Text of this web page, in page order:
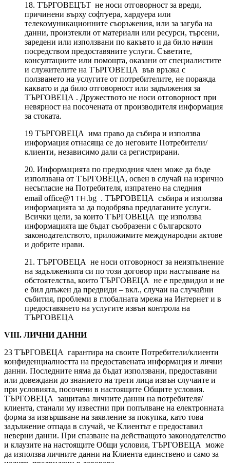
18. ТЪРГОВЕЦЪТ не носи отговорност за вреди,
причинени върху софтуера, хардуера или
телекомуникационните съоръжения, или за загуба на
данни, произтекли от материали или ресурси, търсени,
заредени или използвани по какъвто и да било начин
посредством предоставяните услуги. Съветите,
консултациите или помощта, оказани от специалистите
и служителите на ТЪРГОВЕЦА във връзка с
ползването на услугите от потребителите, не поражда
каквато и да било отговорност или задължения за
ТЪРГОВЕЦА . Дружеството не носи отговорност при
невярност на посочената от производителя информация
за стоката.
19 ТЪРГОВЕЦА има право да събира и използва
информация отнасяща се до неговите Потребители/
клиенти, независимо дали са регистрирани.
20. Информацията по предходния член може да бъде
използвана от ТЪРГОВЕЦА, освен в случай на изрично
несъгласие на Потребителя, изпратено на следния
email office@1TH.bg . ТЪРГОВЕЦА събира и използва
информацията за да подобрява предлаганите услуги.
Всички цели, за които ТЪРГОВЕЦА ще използва
информацията ще бъдат съобразени с българското
законодателството, приложимите международни актове
и добрите нрави.
21. ТЪРГОВЕЦА не носи отговорност за неизпълнение
на задълженията си по този договор при настъпване на
обстоятелства, които ТЪРГОВЕЦА не е предвидил и не
е бил длъжен да предвиди – вкл., случаи на случайни
събития, проблеми в глобалната мрежа на Интернет и в
предоставянето на услугите извън контрола на
ТЪРГОВЕЦА
VIII. ЛИЧНИ ДАННИ
23 ТЪРГОВЕЦА гарантира на своите Потребители/клиенти
конфиденциалността на предоставената информация и лични
данни. Последните няма да бъдат използвани, предоставяни
или довеждани до знанието на трети лица извън случаите и
при условията, посочени в настоящите Общите условия.
ТЪРГОВЕЦА защитава личните данни на потребителя/
клиента, станали му известни при попълване на електронната
форма за извършване на заявление за покупка, като това
задължение отпада в случай, че Клиентът е предоставил
неверни данни. При спазване на действащото законодателство
и клаузите на настоящите Общи условия, ТЪРГОВЕЦА може
да използва личните данни на Клиента единствено и само за